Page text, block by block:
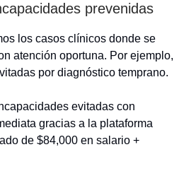
prevenidas
los casos clínicos donde se
atención oportuna. Por ejemplo,
por diagnóstico temprano.
evitadas con
gracias a la plataforma
de $84,000 en salario +